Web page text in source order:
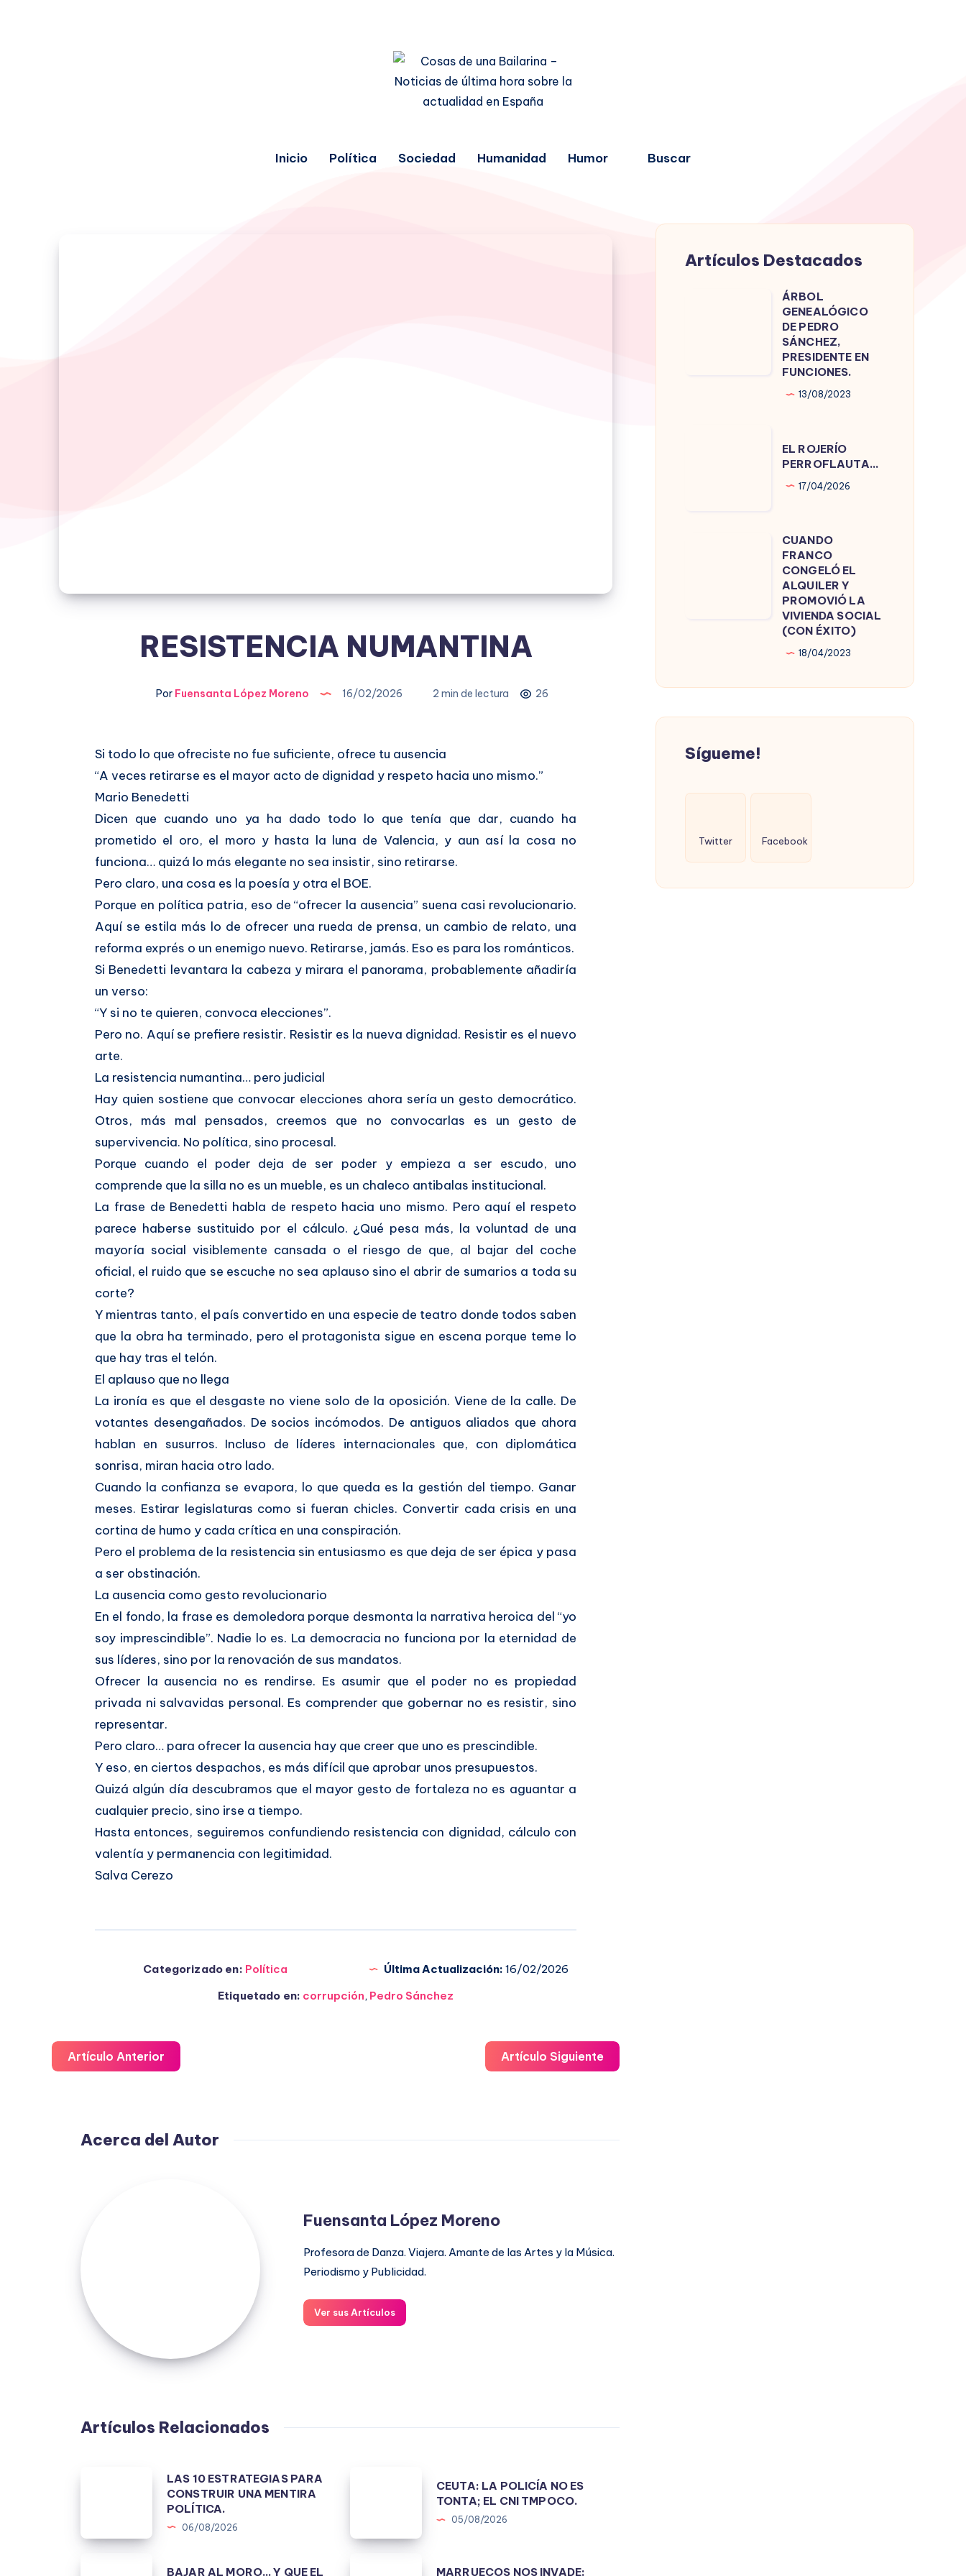
Inicio Política Sociedad Humanidad Humor Buscar
RESISTENCIA NUMANTINA
PorFuensanta López Moreno 16/02/2026 2 min de lectura 26
Compartir
Facebook
Compartir
Twitter
Si todo lo que ofreciste no fue suficiente, ofrece tu ausencia
“A veces retirarse es el mayor acto de dignidad y respeto hacia uno mismo.”
Mario Benedetti
Dicen que cuando uno ya ha dado todo lo que tenía que dar, cuando ha
prometido el oro, el moro y hasta la luna de Valencia, y aun así la cosa no
funciona… quizá lo más elegante no sea insistir, sino retirarse.
Pero claro, una cosa es la poesía y otra el BOE.
Porque en política patria, eso de “ofrecer la ausencia” suena casi revolucionario.
Aquí se estila más lo de ofrecer una rueda de prensa, un cambio de relato, una
reforma exprés o un enemigo nuevo. Retirarse, jamás. Eso es para los románticos.
Si Benedetti levantara la cabeza y mirara el panorama, probablemente añadiría
un verso:
“Y si no te quieren, convoca elecciones”.
Pero no. Aquí se prefiere resistir. Resistir es la nueva dignidad. Resistir es el nuevo
arte.
La resistencia numantina… pero judicial
Hay quien sostiene que convocar elecciones ahora sería un gesto democrático.
Otros, más mal pensados, creemos que no convocarlas es un gesto de
supervivencia. No política, sino procesal.
Porque cuando el poder deja de ser poder y empieza a ser escudo, uno
comprende que la silla no es un mueble, es un chaleco antibalas institucional.
La frase de Benedetti habla de respeto hacia uno mismo. Pero aquí el respeto
parece haberse sustituido por el cálculo. ¿Qué pesa más, la voluntad de una
mayoría social visiblemente cansada o el riesgo de que, al bajar del coche
oficial, el ruido que se escuche no sea aplauso sino el abrir de sumarios a toda su
corte?
Y mientras tanto, el país convertido en una especie de teatro donde todos saben
que la obra ha terminado, pero el protagonista sigue en escena porque teme lo
que hay tras el telón.
El aplauso que no llega
La ironía es que el desgaste no viene solo de la oposición. Viene de la calle. De
votantes desengañados. De socios incómodos. De antiguos aliados que ahora
hablan en susurros. Incluso de líderes internacionales que, con diplomática
sonrisa, miran hacia otro lado.
Cuando la confianza se evapora, lo que queda es la gestión del tiempo. Ganar
meses. Estirar legislaturas como si fueran chicles. Convertir cada crisis en una
cortina de humo y cada crítica en una conspiración.
Pero el problema de la resistencia sin entusiasmo es que deja de ser épica y pasa
a ser obstinación.
La ausencia como gesto revolucionario
En el fondo, la frase es demoledora porque desmonta la narrativa heroica del “yo
soy imprescindible”. Nadie lo es. La democracia no funciona por la eternidad de
sus líderes, sino por la renovación de sus mandatos.
Ofrecer la ausencia no es rendirse. Es asumir que el poder no es propiedad
privada ni salvavidas personal. Es comprender que gobernar no es resistir, sino
representar.
Pero claro… para ofrecer la ausencia hay que creer que uno es prescindible.
Y eso, en ciertos despachos, es más difícil que aprobar unos presupuestos.
Quizá algún día descubramos que el mayor gesto de fortaleza no es aguantar a
cualquier precio, sino irse a tiempo.
Hasta entonces, seguiremos confundiendo resistencia con dignidad, cálculo con
valentía y permanencia con legitimidad.
Salva Cerezo
Categorizado en: Política Última Actualización: 16/02/2026
Etiquetado en: corrupción, Pedro Sánchez
Artículo Anterior Artículo Siguiente
Acerca del Autor
Fuensanta López Moreno
Profesora de Danza. Viajera. Amante de las Artes y la Música.
Periodismo y Publicidad.
Ver sus Artículos
Artículos Relacionados
PARA
LAS 10 ESTRATEGIAS PARA
CONSTRUIR UNA MENTIRA
POLÍTICA.
06/08/2026
NO
CEUTA: LA POLICÍA NO ES
TONTA; EL CNI TMPOCO.
05/08/2026
BAJAR AL MORO… Y QUE EL MARRUECOS NOS INVADE:
Artículos Destacados
ÁRBOL
GENEALÓGICO
DE PEDRO
SÁNCHEZ,
PRESIDENTE EN
FUNCIONES.
13/08/2023
EL ROJERÍO
PERROFLAUTA…
17/04/2026
(CON
ÉXITO)
CUANDO
FRANCO
CONGELÓ EL
ALQUILER Y
PROMOVIÓ LA
VIVIENDA SOCIAL
(CON ÉXITO)
18/04/2023
Sígueme!
Twitter Facebook